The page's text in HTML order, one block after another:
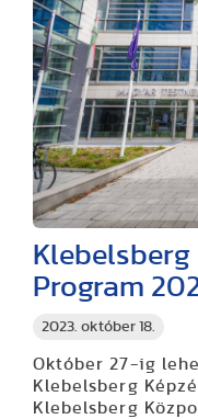
2023. október 18.
Klebelsberg
Program
Október 27-ig
Klebelsberg
Klebelsberg